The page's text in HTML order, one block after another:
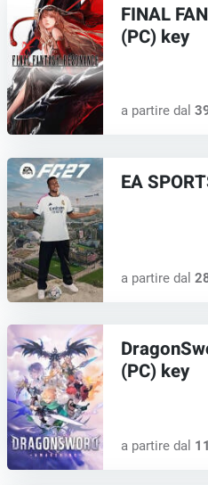
FINAL
(PC) key
a partire dal
EA
a partire dal
(PC) key
a partire dal